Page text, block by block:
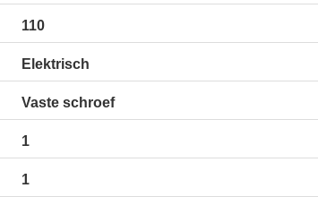
110
Elektrisch
Vaste schroef
1
1